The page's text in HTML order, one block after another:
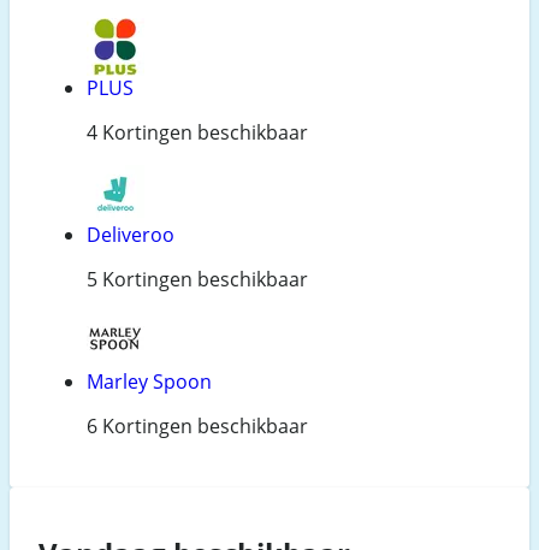
PLUS
4 Kortingen beschikbaar
Deliveroo
5 Kortingen beschikbaar
Marley Spoon
6 Kortingen beschikbaar